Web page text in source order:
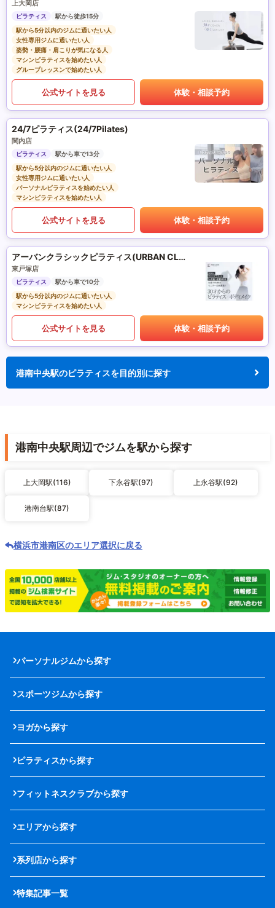
上大岡店
ピラティス
駅から徒歩15分
駅から5分以内のジムに通いたい人
女性専用ジムに通いたい人
姿勢・腰痛・肩こりが気になる人
マシンピラティスを始めたい人
グループレッスンで始めたい人
公式サイトを見る 体験・相談予約
24/7ピラティス(24/7Pilates)
関内店
ピラティス
駅から車で13分
駅から5分以内のジムに通いたい人
女性専用ジムに通いたい人
パーソナルピラティスを始めたい人
マシンピラティスを始めたい人
公式サイトを見る 体験・相談予約
アーバンクラシックピラティス(URBAN CLASSIC PILATES)
東戸塚店
ピラティス
駅から車で10分
駅から5分以内のジムに通いたい人
マシンピラティスを始めたい人
公式サイトを見る 体験・相談予約
港南中央駅のピラティスを目的別に探す
港南中央駅周辺でジムを駅から探す
上大岡駅(116) 下永谷駅(97) 上永谷駅(92)
港南台駅(87)
横浜市港南区のエリア選択に戻る
パーソナルジムから探す
スポーツジムから探す
ヨガから探す
ピラティスから探す
フィットネスクラブから探す
エリアから探す
系列店から探す
特集記事一覧